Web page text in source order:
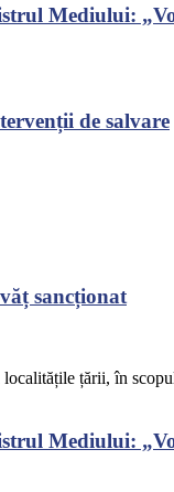
Mediului:
de salvare
sancționat
țării, în
Mediului: